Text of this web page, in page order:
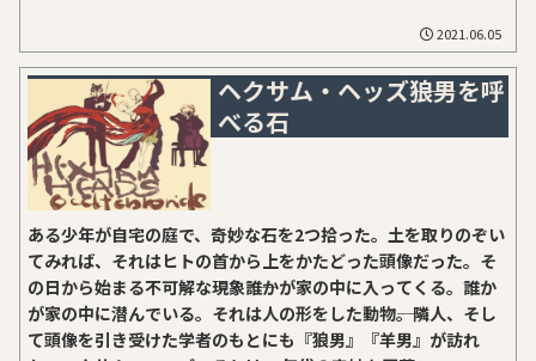
2021.06.05
ヘクサム・ヘッズ――狼男を呼
べる石
ある少年が自宅の庭で、奇妙な石を2つ拾った。土を取りのぞい
てみれば、それはヒトの首から上をかたどった頭像だった。そ
の日から始まる不可解な現象――誰かが家の中に入ってくる。誰か
が家の中に潜んでいる。それは人の形をした動物――。隣人、そし
て頭像を引き受けた学者のもとにも『狼男』『羊男』が訪れ